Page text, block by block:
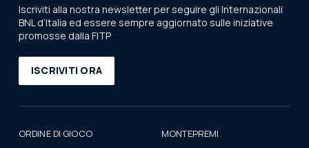
Iscriviti alla nostra newsletter per seguire gli Internazionali
BNL d’Italia ed essere sempre aggiornato sulle iniziative
promosse dalla FITP
ISCRIVITI ORA
ORDINE DI GIOCO
MONTEPREMI